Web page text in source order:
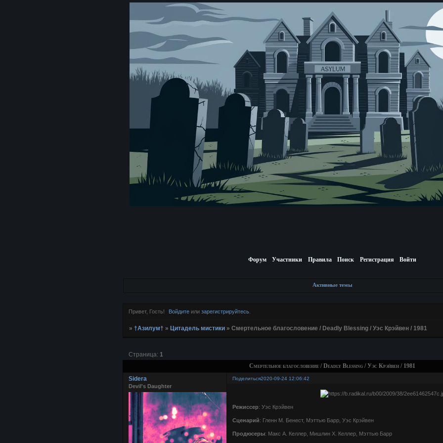
Форум Участники Правила Поиск Регистрация Войти
Активные темы
Привет, Гость! Войдите или зарегистрируйтесь
» †Азилум† » Цитадель мистики » Смертельное благословение / Deadly Blessing / Уэс Крэйвен / 1981
Смертельное благословение / Deadly Blessing / Уэс Крэйвен / 1981
Страница: 1
Поделиться2020-09-24 12:06:42
Sidera
Devil's Daughter
Режиссер: Уэс Крэйвен
Сценарий: Гленн М. Бенест, Мэттью Барр, Уэс Крэйвен
Продюсеры: Макс А. Келлер, Мишлин Х. Келлер, Мэттью Барр